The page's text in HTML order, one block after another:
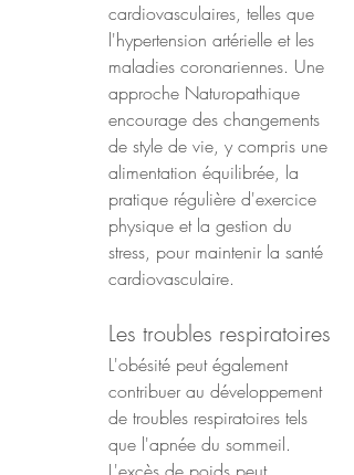
cardiovasculaires, telles que
l'hypertension artérielle et les
maladies coronariennes. Une
approche Naturopathique
encourage des changements
de style de vie, y compris une
alimentation équilibrée, la
pratique régulière d'exercice
physique et la gestion du
stress, pour maintenir la santé
cardiovasculaire.
Les troubles respiratoires
L'obésité peut également
contribuer au développement
de troubles respiratoires tels
que l'apnée du sommeil.